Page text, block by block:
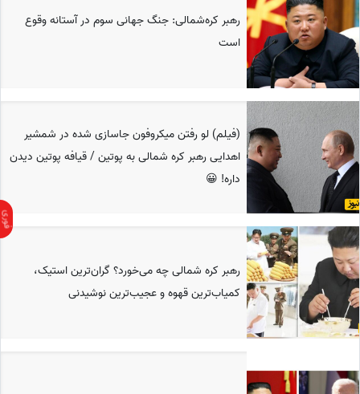
رهبر کره‌شمالی: جنگ جهانی سوم در آستانه وقوع
است
(فیلم) لو رفتن میکروفون جاسازی شده در شمشیر
اهدایی رهبر کره شمالی به پوتین / قیافه پوتین دیدن
داره! 😀
رهبر کره شمالی چه می‌خورد؟ گران‌ترین استیک،
کمیاب‌ترین قهوه و عجیب‌ترین نوشیدنی